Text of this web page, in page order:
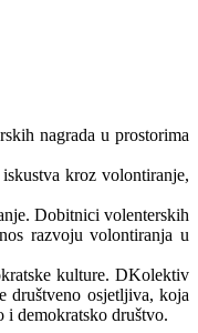
nagrada u prostorima
kroz volontiranje,
Dobitnici volenterskih
razvoju volontiranja u
kulture. DKolektiv
društveno osjetljiva, koja
i demokratsko društvo.